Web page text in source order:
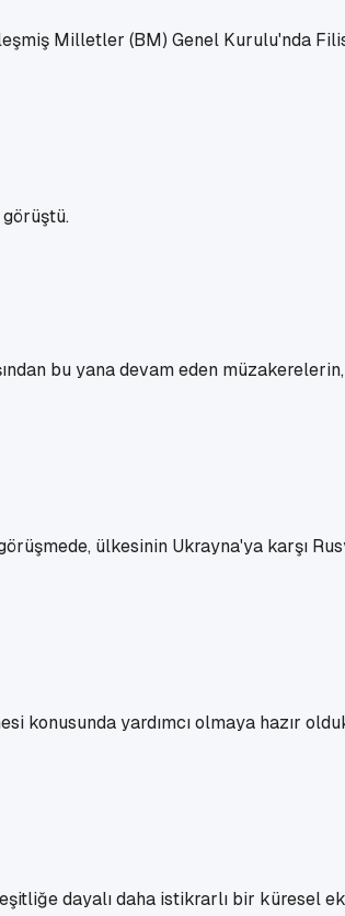
Milletler (BM) Genel Kurulu'nda
görüştü.
bu yana devam eden
ülkesinin Ukrayna'ya karşı
konusunda yardımcı olmaya hazır
dayalı daha istikrarlı bir küresel